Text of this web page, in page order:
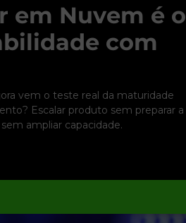
em Nuvem é o
com
vem o teste real da maturidade
Escalar produto sem preparar a
ampliar capacidade.